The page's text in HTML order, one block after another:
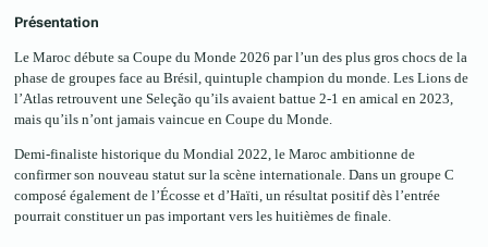
Présentation
Le Maroc débute sa Coupe du Monde 2026 par l’un des plus gros chocs de la
phase de groupes face au Brésil, quintuple champion du monde. Les Lions de
l’Atlas retrouvent une Seleção qu’ils avaient battue 2-1 en amical en 2023,
mais qu’ils n’ont jamais vaincue en Coupe du Monde.
Demi-finaliste historique du Mondial 2022, le Maroc ambitionne de
confirmer son nouveau statut sur la scène internationale. Dans un groupe C
composé également de l’Écosse et d’Haïti, un résultat positif dès l’entrée
pourrait constituer un pas important vers les huitièmes de finale.